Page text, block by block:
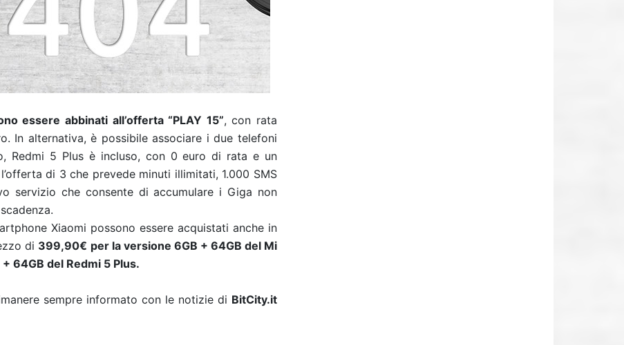
essere abbinati all’offerta “PLAY 15”, con rata
In alternativa, è possibile associare i due telefoni
Redmi 5 Plus è incluso, con 0 euro di rata e un
di 3 che prevede minuti illimitati, 1.000 SMS
servizio che consente di accumulare i Giga non
Xiaomi possono essere acquistati anche in
di 399,90€ per la versione 6GB + 64GB del Mi
64GB del Redmi 5 Plus.
sempre informato con le notizie di BitCity.it